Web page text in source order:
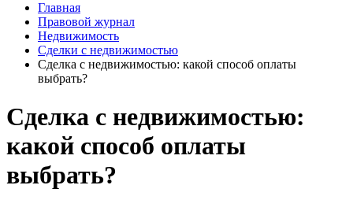
Главная
Правовой журнал
Недвижимость
Сделки с недвижимостью
Сделка с недвижимостью: какой способ оплаты
выбрать?
Сделка с недвижимостью:
какой способ оплаты
выбрать?